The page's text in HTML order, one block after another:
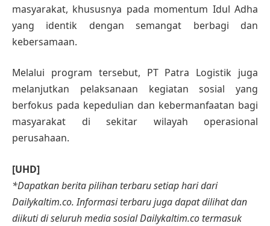
masyarakat, khususnya pada momentum Idul Adha
yang identik dengan semangat berbagi dan
kebersamaan.
Melalui program tersebut, PT Patra Logistik juga
melanjutkan pelaksanaan kegiatan sosial yang
berfokus pada kepedulian dan kebermanfaatan bagi
masyarakat di sekitar wilayah operasional
perusahaan.
[UHD]
*Dapatkan berita pilihan terbaru setiap hari dari
Dailykaltim.co. Informasi terbaru juga dapat dilihat dan
diikuti di seluruh media sosial Dailykaltim.co termasuk